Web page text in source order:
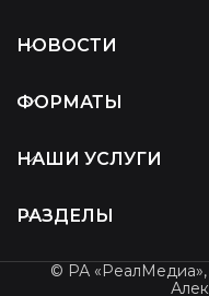
НОВОСТИ
ФОРМАТЫ
НАШИ УСЛУГИ
РАЗДЕЛЫ
© РА «РеалМедиа»,